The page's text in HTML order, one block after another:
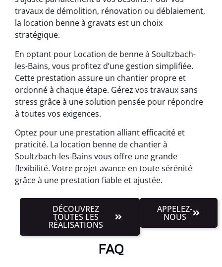
travaux de démolition, rénovation ou déblaiement,
la location benne à gravats est un choix
stratégique.
En optant pour Location de benne à Soultzbach-
les-Bains, vous profitez d’une gestion simplifiée.
Cette prestation assure un chantier propre et
ordonné à chaque étape. Gérez vos travaux sans
stress grâce à une solution pensée pour répondre
à toutes vos exigences.
Optez pour une prestation alliant efficacité et
praticité. La location benne de chantier à
Soultzbach-les-Bains vous offre une grande
flexibilité. Votre projet avance en toute sérénité
grâce à une prestation fiable et ajustée.
DÉCOUVREZ
TOUTES LES
RÉALISATIONS
APPELEZ-
NOUS
FAQ